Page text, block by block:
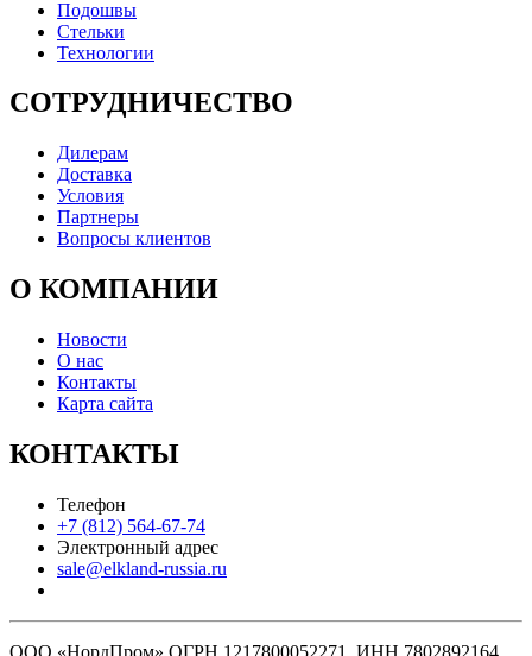
Подошвы
Стельки
Технологии
СОТРУДНИЧЕСТВО
Дилерам
Доставка
Условия
Партнеры
Вопросы клиентов
О КОМПАНИИ
Новости
О нас
Контакты
Карта сайта
КОНТАКТЫ
Телефон
+7 (812) 564-67-74
Электронный адрес
sale@elkland-russia.ru
ООО «НордПром» ОГРН 1217800052271, ИНН 7802892164,